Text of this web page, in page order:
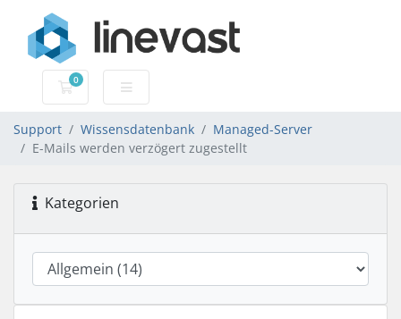
0
Mein Warenkorb
Support Wissensdatenbank
Managed-Server
E-Mails werden verzögert zugestellt
Kategorien